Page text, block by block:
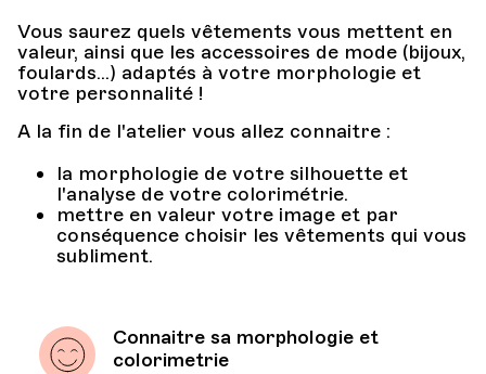
Vous saurez quels vêtements vous mettent en
valeur, ainsi que les accessoires de mode (bijoux,
foulards...) adaptés à votre morphologie et
votre personnalité !
A la fin de l'atelier vous allez connaitre :
la morphologie de votre silhouette et
l'analyse de votre colorimétrie.
mettre en valeur votre image et par
conséquence choisir les vêtements qui vous
subliment.
Connaitre sa morphologie et
colorimetrie